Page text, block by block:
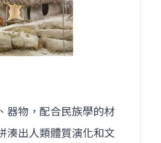
器物，配合民族學的材
湊出人類體質演化和文